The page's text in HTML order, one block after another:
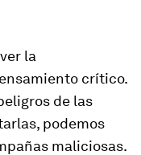
la
crítico.
de las
podemos
maliciosas.